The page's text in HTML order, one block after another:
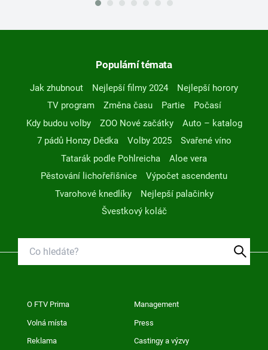
Populární témata
Jak zhubnout Nejlepší filmy 2024
Nejlepší horory
TV program
Změna času Partie
Počasí
Kdy budou volby
ZOO Nové začátky
Auto – katalog
7 pádů Honzy Dědka
Volby 2025
Svařené víno
Tatarák podle Pohlreicha
Aloe vera
Pěstování lichořeřišnice
Výpočet ascendentu
Tvarohové knedlíky
Nejlepší palačinky
Švestkový koláč
O FTV Prima Management
Volná místa Press
Reklama Castingy a výzvy